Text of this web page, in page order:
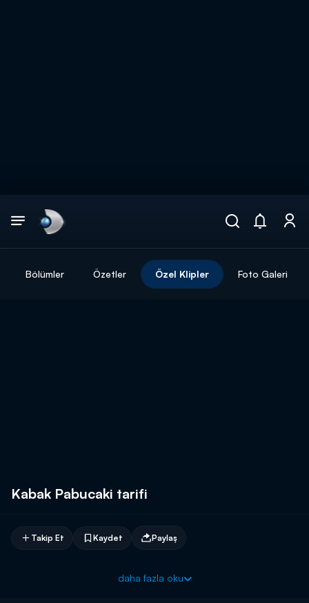
Bölümler Özetler Özel Klipler Foto Galeri
Kabak Pabucaki tarifi
Takip Et Kaydet Paylaş
daha fazla oku